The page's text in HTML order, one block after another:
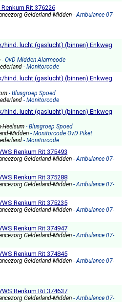
Rit 376226
Gelderland-Midden - Ambulance 07-
hind. lucht (gaslucht) (binnen) Enkweg
- OvD Midden Alarmcode
- Monitorcode
hind. lucht (gaslucht) (binnen) Enkweg
- Blusgroep Spoed
- Monitorcode
hind. lucht (gaslucht) (binnen) Enkweg
Heelsum - Blusgroep Spoed
Midden - Monitorcode OvD Piket
- Monitorcode
Renkum Rit 375493
Gelderland-Midden - Ambulance 07-
Renkum Rit 375288
Gelderland-Midden - Ambulance 07-
Renkum Rit 375235
Gelderland-Midden - Ambulance 07-
Renkum Rit 374947
Gelderland-Midden - Ambulance 07-
Renkum Rit 374845
Gelderland-Midden - Ambulance 07-
Renkum Rit 374637
Gelderland-Midden - Ambulance 07-